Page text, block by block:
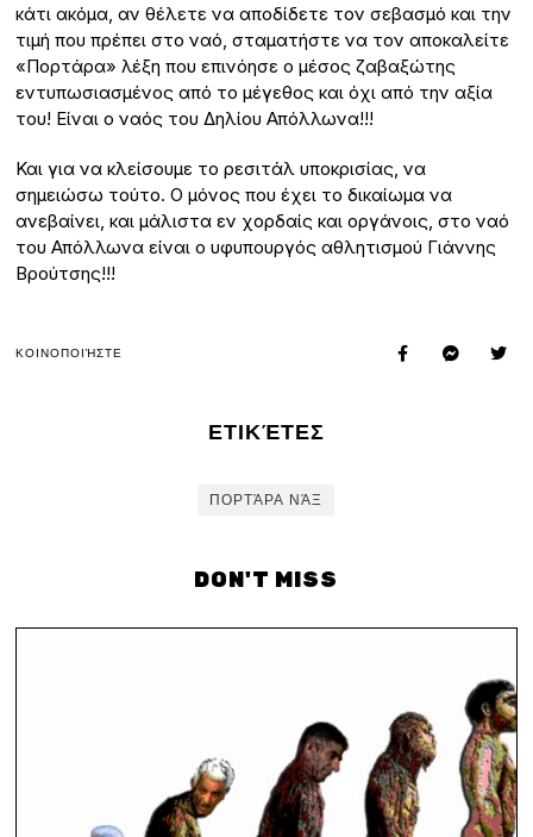
κάτι ακόμα, αν θέλετε να αποδίδετε τον σεβασμό και την
τιμή που πρέπει στο ναό, σταματήστε να τον αποκαλείτε
«Πορτάρα» λέξη που επινόησε ο μέσος ζαβαξώτης
εντυπωσιασμένος από το μέγεθος και όχι από την αξία
του! Είναι ο ναός του Δηλίου Απόλλωνα!!!
Και για να κλείσουμε το ρεσιτάλ υποκρισίας, να
σημειώσω τούτο. Ο μόνος που έχει το δικαίωμα να
ανεβαίνει, και μάλιστα εν χορδαίς και οργάνοις, στο ναό
του Απόλλωνα είναι ο υφυπουργός αθλητισμού Γιάννης
Βρούτσης!!!
ΚΟΙΝΟΠΟΙΉΣΤΕ
ΕΤΙΚΈΤΕΣ
ΠΟΡΤΆΡΑ ΝΆΞ
DON'T MISS